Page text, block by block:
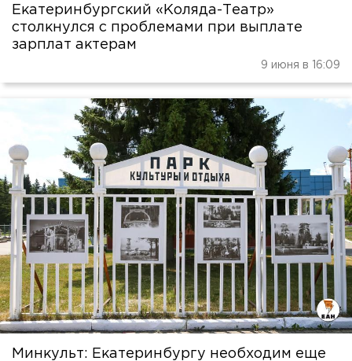
Екатеринбургский «Коляда-Театр»
столкнулся с проблемами при выплате
зарплат актерам
9 июня в 16:09
Минкульт: Екатеринбургу необходим еще